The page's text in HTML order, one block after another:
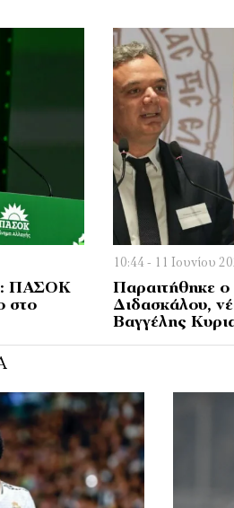
ΠΑΣΟΚ
στο
10:44 - 11 Ιουνίου
Παραιτήθηκε ο
Διδασκάλου,
Βαγγέλης